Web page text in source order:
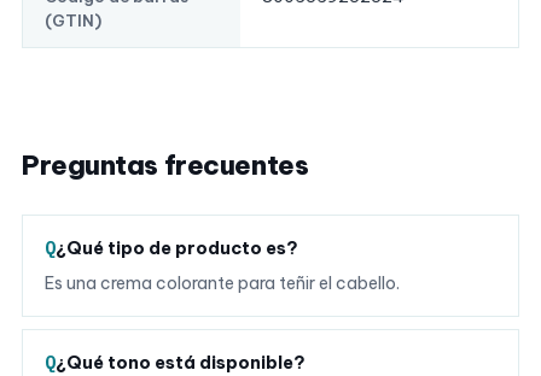
(GTIN)
Preguntas frecuentes
¿Qué tipo de producto es?
Es una crema colorante para teñir el cabello.
¿Qué tono está disponible?